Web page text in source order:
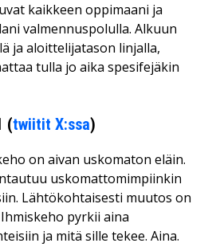
kaikkeen oppimaani ja
valmennuspolulla. Alkuun
ja aloittelijatason linjalla,
tulla jo aika spesifejäkin
(twiitit X:ssa)
on aivan uskomaton eläin.
uskomattomimpiinkin
Lähtökohtaisesti muutos on
pyrkii aina
ja mitä sille tekee. Aina.